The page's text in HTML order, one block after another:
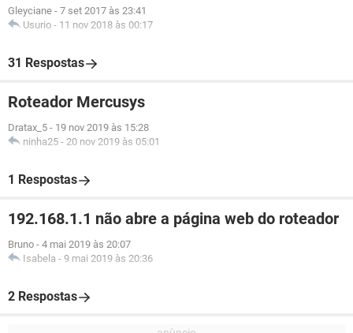
Gleyciane - 7 set 2017 às 23:41
Usurio - 11 nov 2018 às 00:17
31 Respostas
Roteador Mercusys
Dratax_5 - 19 nov 2019 às 15:28
ninha25 - 20 nov 2019 às 05:01
1 Respostas
192.168.1.1 não abre a página web do roteador
Bruno - 4 mai 2019 às 20:07
Isabela - 9 mai 2019 às 20:36
2 Respostas